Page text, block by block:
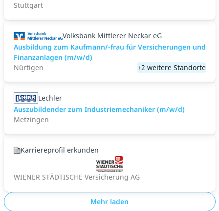
Stuttgart
Volksbank Mittlerer Neckar eG
Ausbildung zum Kaufmann/-frau für Versicherungen und
Finanzanlagen (m/w/d)
Nürtigen
+2 weitere Standorte
Lechler
Auszubildender zum Industriemechaniker (m/w/d)
Metzingen
Karriereprofil erkunden
WIENER STÄDTISCHE Versicherung AG
Mehr laden